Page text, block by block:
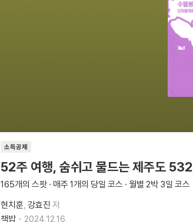
소득공제
52주 여행, 숨쉬고 물드는 제주도 532
165개의 스팟 · 매주 1개의 당일 코스 · 월별 2박 3일 코스
현치훈 강효진 저
책밥
2024.12.16.